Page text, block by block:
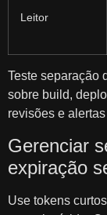
Leitor
Teste separação
sobre build,
revisões e
Gerenciar
expiração
Use tokens